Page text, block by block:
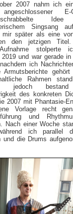
2007 nahm ich
E-
Singsang
mir später als eine
den jetzigen
stolperte
2019 und war gerade in
ich
Armutsberichte gehört
Rahmen
jedoch
des konkreten
2007 mit Phantasie-
Vorlage recht
und
Nach einer Woche
ich parallel
und die Drums